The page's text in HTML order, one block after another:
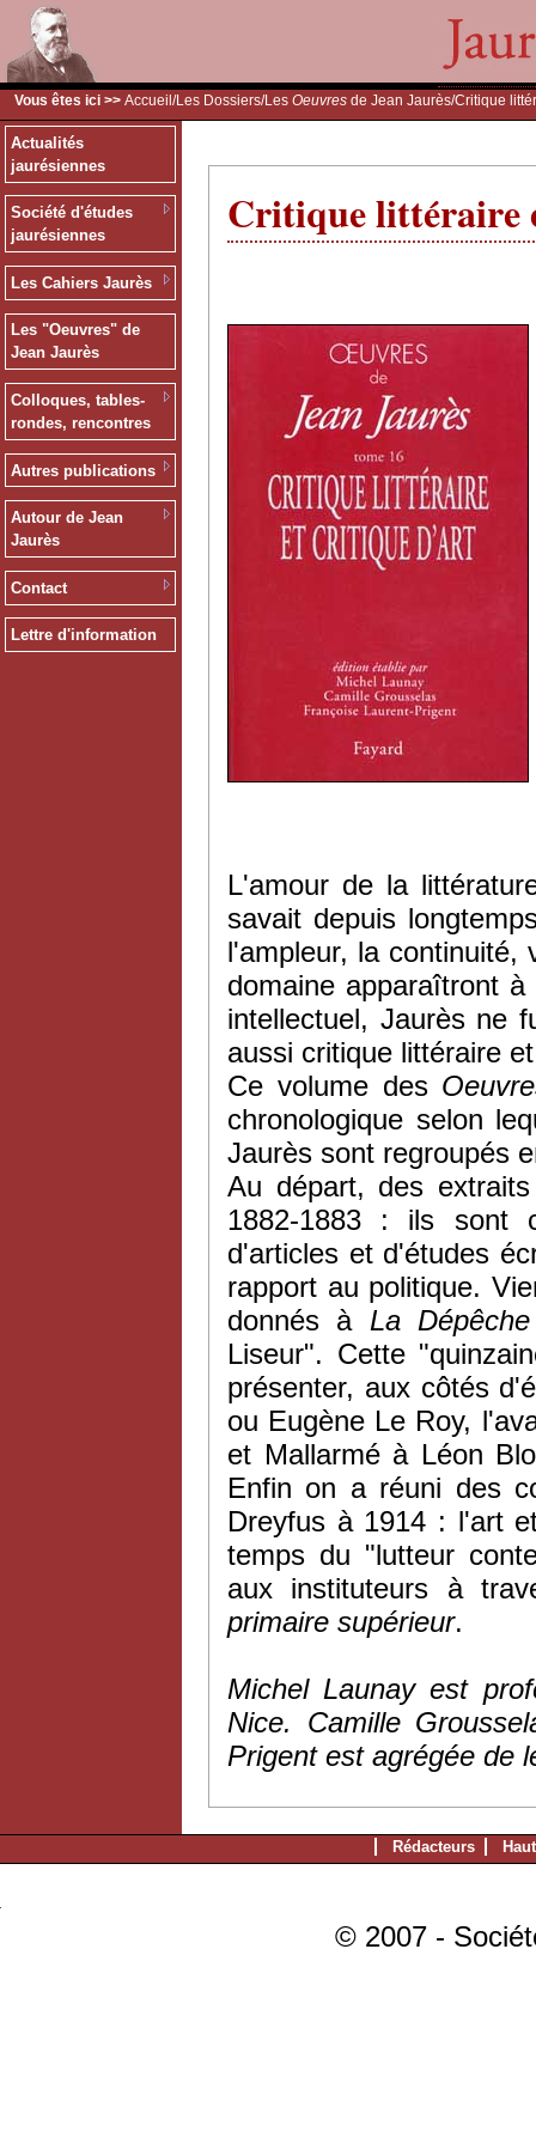
Vous êtes ici >> Accueil /Les Dossiers/Les Oeuvres de Jean Jaurès/Critique
Actualités
jaurésiennes
Société d'études
jaurésiennes
Les Cahiers Jaurès
Les "Oeuvres" de
Jean Jaurès
Colloques, tables-
rondes, rencontres
Autres publications
Autour de Jean
Jaurès
Contact
Lettre d'information
Critique littéraire
L'amour de la
savait depuis
l'ampleur, la continuité,
domaine apparaîtront
intellectuel, Jaurès ne
aussi critique littéraire
Ce volume des
chronologique selon
Jaurès sont regroupés
Au départ, des
1882-1883 : ils sont
d'articles et d'études
rapport au politique.
donnés à La Dépêche
Liseur". Cette
présenter, aux côtés
ou Eugène Le Roy,
et Mallarmé à Léon
Enfin on a réuni des
Dreyfus à 1914 : l'art
temps du "lutteur
aux instituteurs à
primaire supérieur.
Michel Launay est
Nice. Camille
Prigent est agrégée de
Rédacteurs
© 2007 -